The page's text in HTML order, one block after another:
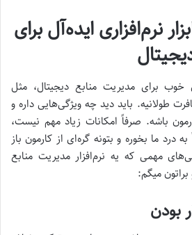
نرم‌افزاری ایده‌آل برای
خوب برای مدیریت منابع دیجیتال، مثل
طولانیه. باید دید چه ویژگی‌هایی داره و
باشه. صرفاً امکانات زیاد مهم نیست،
درد ما بخوره و بتونه گره‌ای از کارمون باز
مهمی که یه نرم‌افزار مدیریت منابع
میگم:
بودن